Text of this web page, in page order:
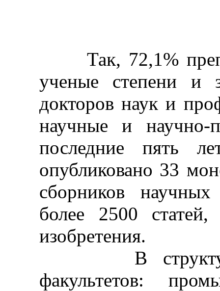
Так, 72,1%
ученые степени и
докторов наук и
научные и научно-
последние пять
опубликовано 33
сборников
более 2500
изобретения.
В структуре
факультетов: